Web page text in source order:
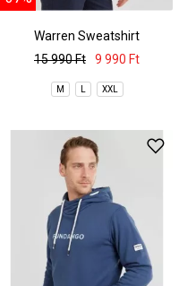
Warren Sweatshirt
15 990 Ft
9 990 Ft
M L XXL